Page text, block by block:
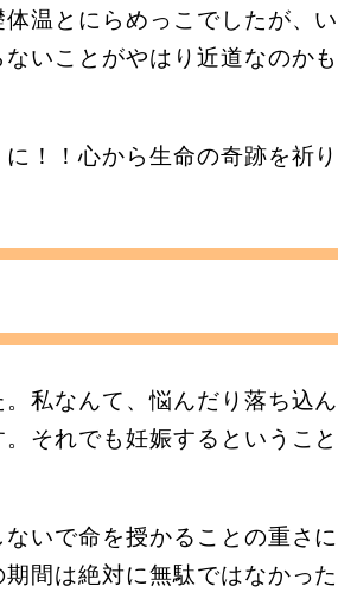
温とにらめっこでしたが、い
いことがやはり近道なのかも
！！心から生命の奇跡を祈り
私なんて、悩んだり落ち込ん
それでも妊娠するということ
いで命を授かることの重さに
間は絶対に無駄ではなかった